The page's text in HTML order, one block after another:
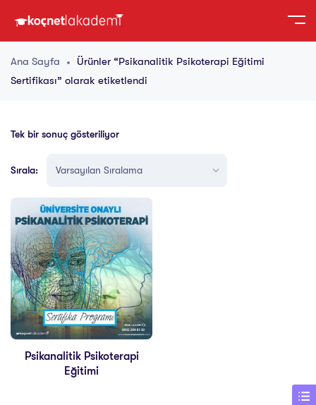
Ana Sayfa
Ürünler “Psikanalitik Psikoterapi Eğitimi
Sertifikası” olarak etiketlendi
Tek bir sonuç gösteriliyor
Sırala:
Psikanalitik Psikoterapi
Eğitimi